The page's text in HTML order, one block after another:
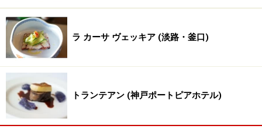
ラ カーサ ヴェッキア (淡路・釜口)
トランテアン (神戸ポートピアホテル)